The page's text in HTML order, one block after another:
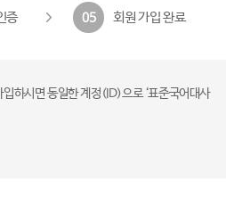
증 05 회원 가입 완료
하시면 동일한 계정(ID)으로 ‘표준국어대사